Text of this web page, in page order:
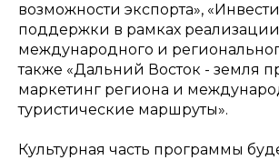
возможности экспорта»,
поддержки в рамках
международного и
также «Дальний Восток - земля
маркетинг региона и
туристические маршруты».
Культурная часть программы